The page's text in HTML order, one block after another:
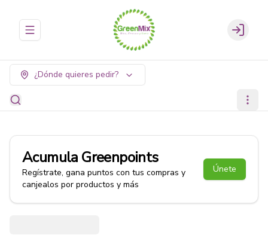
Abrir menu de navegación Login
¿Dónde quieres pedir?
Acumula Greenpoints
Regístrate, gana puntos con tus compras y
canjealos por productos y más
Únete